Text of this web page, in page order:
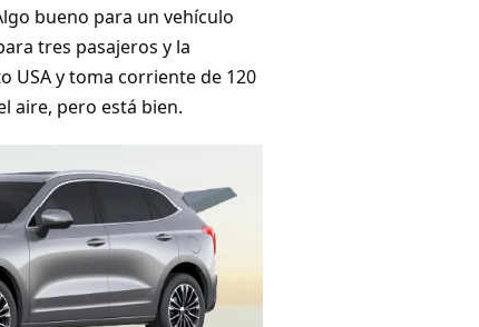
bueno para un vehículo
tres pasajeros y la
USA y toma corriente de 120
aire, pero está bien.